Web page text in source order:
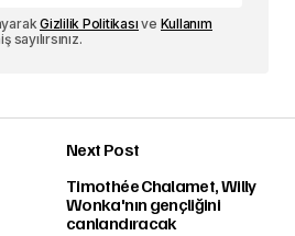
Gizlilik Politikası ve Kullanım
sayılırsınız.
Next Post
Timothée Chalamet, Willy
Wonka'nın gençliğini
canlandıracak